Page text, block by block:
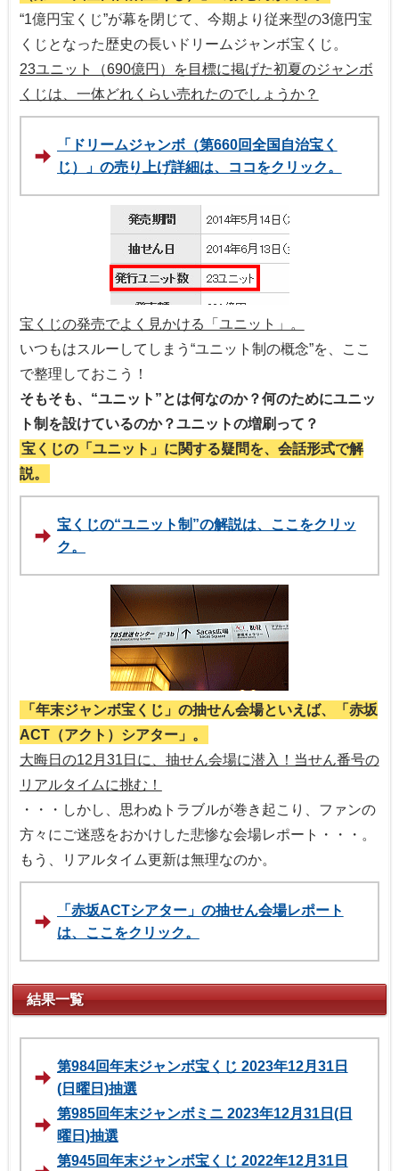
“1億円宝くじ”が幕を閉じて、今期より従来型の3億円宝
くじとなった歴史の長いドリームジャンボ宝くじ。
23ユニット（690億円）を目標に掲げた初夏のジャンボ
くじは、一体どれくらい売れたのでしょうか？
「ドリームジャンボ（第660回全国自治宝く
じ）」の売り上げ詳細は、ココをクリック。
宝くじの発売でよく見かける「ユニット」。
いつもはスルーしてしまう“ユニット制の概念”を、ここ
で整理しておこう！
そもそも、“ユニット”とは何なのか？何のためにユニッ
ト制を設けているのか？ユニットの増刷って？
宝くじの「ユニット」に関する疑問を、会話形式で解
説。
宝くじの“ユニット制”の解説は、ここをクリッ
ク。
「年末ジャンボ宝くじ」の抽せん会場といえば、「赤坂
ACT（アクト）シアター」。
大晦日の12月31日に、抽せん会場に潜入！当せん番号の
リアルタイムに挑む！
・・・しかし、思わぬトラブルが巻き起こり、ファンの
方々にご迷惑をおかけした悲惨な会場レポート・・・。
もう、リアルタイム更新は無理なのか。
「赤坂ACTシアター」の抽せん会場レポート
は、ここをクリック。
結果一覧
第984回年末ジャンボ宝くじ 2023年12月31日
(日曜日)抽選
第985回年末ジャンボミニ 2023年12月31日(日
曜日)抽選
第945回年末ジャンボ宝くじ 2022年12月31日